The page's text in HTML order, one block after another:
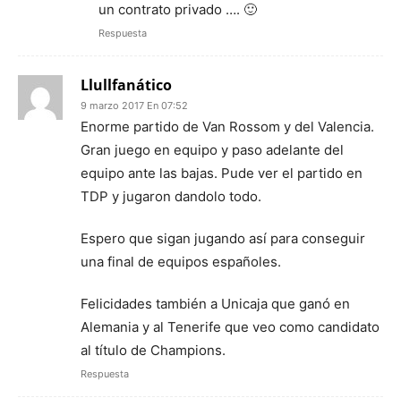
un contrato privado …. 🙂
Respuesta
Llullfanático
9 marzo 2017 En 07:52
Enorme partido de Van Rossom y del Valencia.
Gran juego en equipo y paso adelante del
equipo ante las bajas. Pude ver el partido en
TDP y jugaron dandolo todo.
Espero que sigan jugando así para conseguir
una final de equipos españoles.
Felicidades también a Unicaja que ganó en
Alemania y al Tenerife que veo como candidato
al título de Champions.
Respuesta